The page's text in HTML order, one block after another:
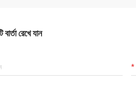
বার্তা রেখে যান